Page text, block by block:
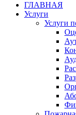
ГЛАВНАЯ
Услуги
Услуги